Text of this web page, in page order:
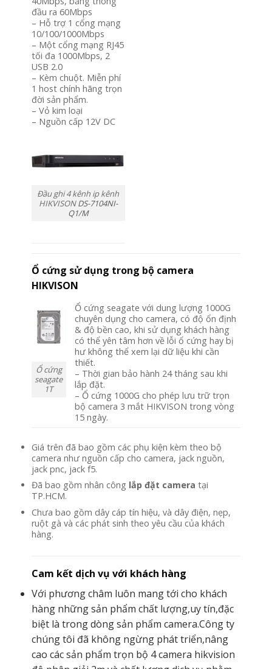
đầu ra 60Mbps
– Hỗ trợ 1 cổng mạng
10/100/1000Mbps
– Một cổng mạng RJ45
tối đa 1000Mbps, 2
USB 2.0
– Kèm chuột. Miễn phí
1 host chính hãng trọn
đời sản phẩm.
– Vỏ kim loại
– Nguồn cấp 12V DC
Đầu ghi 4 kênh ip kênh
HIKVISONDS-7104NI-
Q1/M
Ổ cứng sử dụng trong bộ camera
HIKVISON
Ổ cứng
seagate
1T
Ổ cứng seagate với dung lượng 1000G
chuyên dụng cho camera, có độ ổn định
& độ bền cao, khi sử dụng khách hàng
có thể yên tâm hơn về lỗi ổ cứng hay bị
hư không thể xem lại dữ liệu khi cần
thiết.
– Thời gian bảo hành 24 tháng sau khi
lắp đặt.
– Ổ cứng 1000G cho phép lưu trữ trọn
bộ camera 3 mắt HIKVISON trong vòng
15 ngày.
Giá trên đã bao gồm các phụ kiện kèm theo bộ
camera như nguồn cấp cho camera, jack nguồn,
jack pnc, jack f5.
Đã bao gồm nhân công lắp đặt camera tại
TP.HCM.
Chưa bao gồm dây cáp tín hiệu, và dây điện, nẹp,
ruột gà và các phát sinh theo yêu cầu của khách
hàng.
Cam kết dịch vụ với khách hàng
Với phương châm luôn mang tới cho khách
hàng những sản phẩm chất lượng,uy tín,đặc
biệt là trong dòng sản phẩm camera.Công ty
chúng tôi đã không ngừng phát triển,nâng
cao các sản phẩm trọn bộ 4 camera hikvision